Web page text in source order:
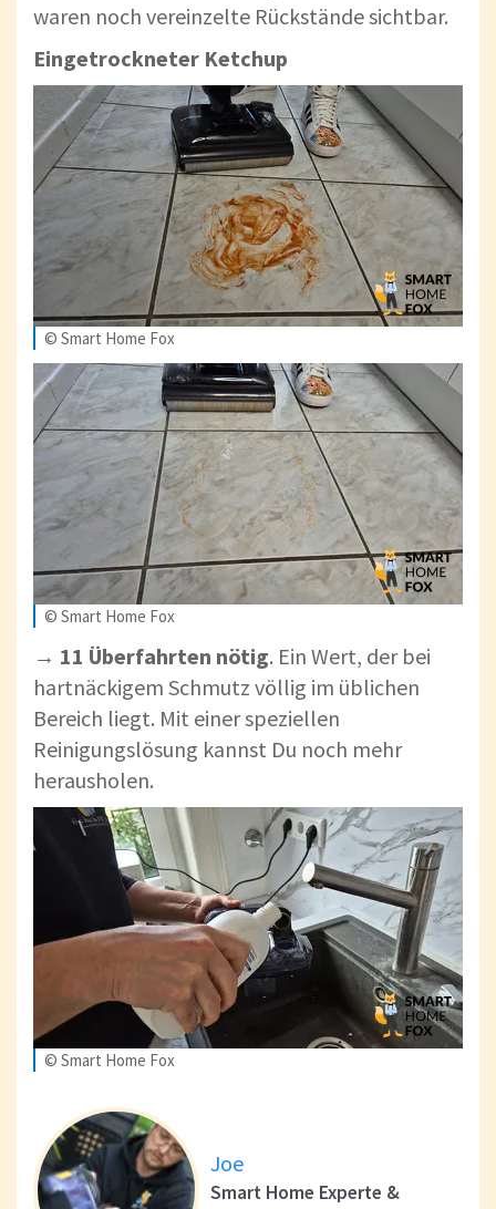
waren noch vereinzelte Rückstände sichtbar.
Eingetrockneter Ketchup
© Smart Home Fox
© Smart Home Fox
→ 11 Überfahrten nötig. Ein Wert, der bei
hartnäckigem Schmutz völlig im üblichen
Bereich liegt. Mit einer speziellen
Reinigungslösung kannst Du noch mehr
herausholen.
© Smart Home Fox
Joe
Smart Home Experte &